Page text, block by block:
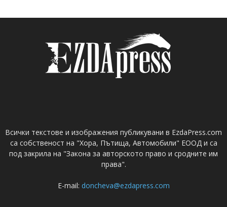
Всички текстове и изображения публикувани в EzdaPress.com
са собственост на "Хора, Пътища, Автомобили" ЕООД и са
под закрила на "Закона за авторското право и сродните им
права".
E-mail: doncheva@ezdapress.com